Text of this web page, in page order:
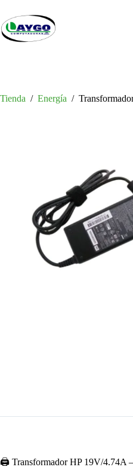
contenido
Tienda / Energía /
🖨️ Transformador HP 19V/4.74A